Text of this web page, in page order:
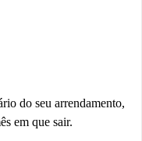
do seu arrendamento,
em que sair.